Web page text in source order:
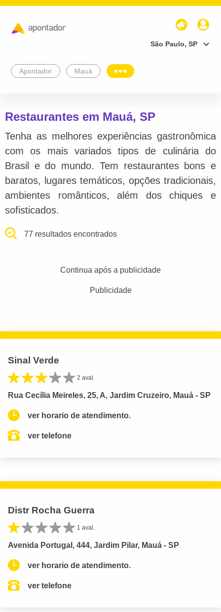
São Paulo, SP
Apontador Mauá
Restaurantes em Mauá, SP
Tenha as melhores experiências gastronômica
com os mais variados tipos de culinária do
Brasil e do mundo. Tem restaurantes bons e
baratos, lugares temáticos, opções tradicionais,
ambientes românticos, além dos chiques e
sofisticados.
77 resultados encontrados
Continua após a publicidade
Publicidade
Sinal Verde
2 aval.
Rua Cecília Meireles, 25, A, Jardim Cruzeiro, Mauá - SP
ver horario de atendimento.
ver telefone
Distr Rocha Guerra
1 aval.
Avenida Portugal, 444, Jardim Pilar, Mauá - SP
ver horario de atendimento.
ver telefone